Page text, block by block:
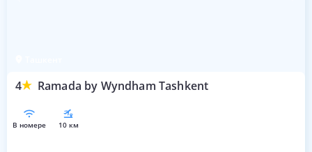
4 Ramada by Wyndham Tashkent
в номере 10 км